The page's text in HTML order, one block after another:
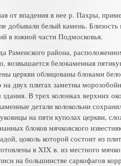
от впадения в нее р. Пахры,
добывали белый камень.
в южной части Подмосковья.
Раменского района,
возвышается белокаменная
церкви облицованы блоками
на двух плитах заметны
В трех колонках верх­них
детали колокольни
на пяти куполах церкви,
блоков мячковского
цоколь которой состоит из
в XIX в. из местного
на большинстве саркофагов